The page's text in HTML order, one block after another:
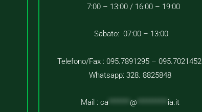
7:00 – 13:00 / 16:00 – 19:00
Sabato: 07:00 – 13:00
Telefono/Fax : 095.7891295 – 095.7021452
Whatsapp: 328. 8825848
Mail :ca *******@ ia.it